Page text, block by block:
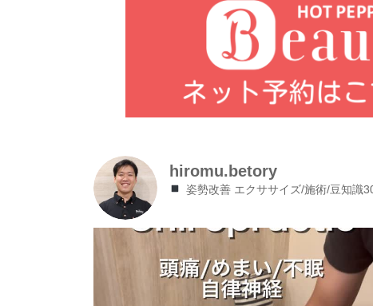
hiromu.betory
姿勢改善 エクササイズ/施術/豆知識